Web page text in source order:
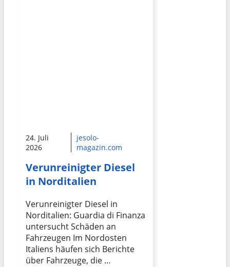
24. Juli
2026
jesolo-
magazin.com
Verunreinigter Diesel
in Norditalien
Verunreinigter Diesel in
Norditalien: Guardia di Finanza
untersucht Schäden an
Fahrzeugen Im Nordosten
Italiens häufen sich Berichte
über Fahrzeuge, die …